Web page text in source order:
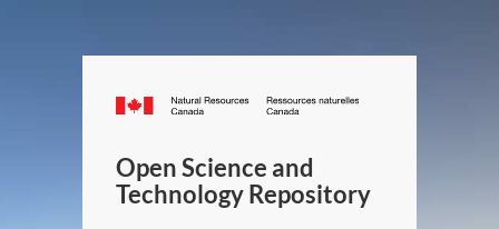
Canada.ca
/
Canada
Open Science and
Technology Repository